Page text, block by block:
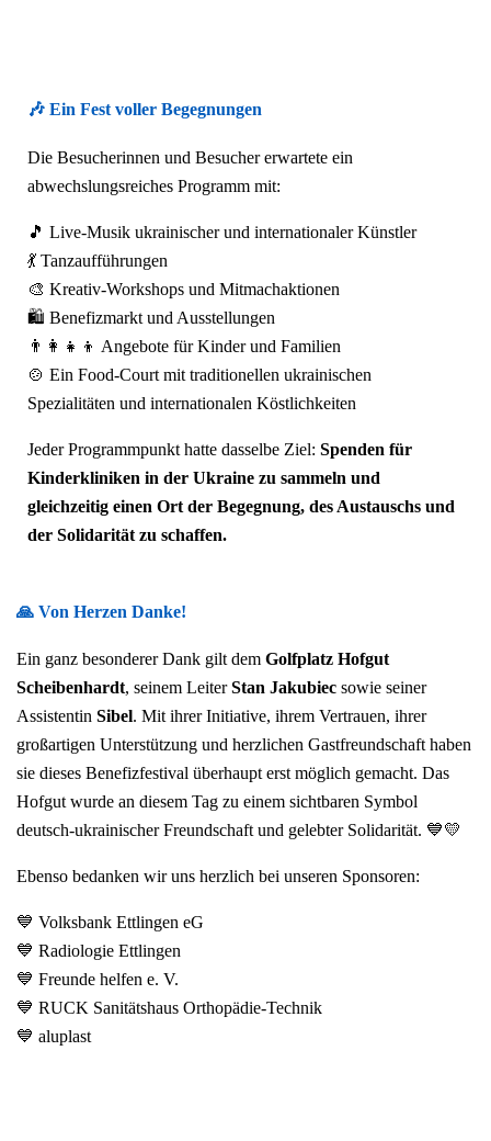
🎶 Ein Fest voller Begegnungen
Die Besucherinnen und Besucher erwartete ein
abwechslungsreiches Programm mit:
🎵 Live-Musik ukrainischer und internationaler Künstler
💃 Tanzaufführungen
🎨 Kreativ-Workshops und Mitmachaktionen
🛍️ Benefizmarkt und Ausstellungen
👨‍👩‍👧‍👦 Angebote für Kinder und Familien
🍲 Ein Food-Court mit traditionellen ukrainischen
Spezialitäten und internationalen Köstlichkeiten
Jeder Programmpunkt hatte dasselbe Ziel: Spenden für
Kinderkliniken in der Ukraine zu sammeln und
gleichzeitig einen Ort der Begegnung, des Austauschs und
der Solidarität zu schaffen.
🙏 Von Herzen Danke!
Ein ganz besonderer Dank gilt dem Golfplatz Hofgut
Scheibenhardt, seinem LeiterStan Jakubiec sowie seiner
Assistentin Sibel. Mit ihrer Initiative, ihrem Vertrauen, ihrer
großartigen Unterstützung und herzlichen Gastfreundschaft haben
sie dieses Benefizfestival überhaupt erst möglich gemacht. Das
Hofgut wurde an diesem Tag zu einem sichtbaren Symbol
deutsch-ukrainischer Freundschaft und gelebter Solidarität. 💙💛
Ebenso bedanken wir uns herzlich bei unseren Sponsoren:
💙 Volksbank Ettlingen eG
💙 Radiologie Ettlingen
💙 Freunde helfen e. V.
💙 RUCK Sanitätshaus Orthopädie-Technik
💙 aluplast